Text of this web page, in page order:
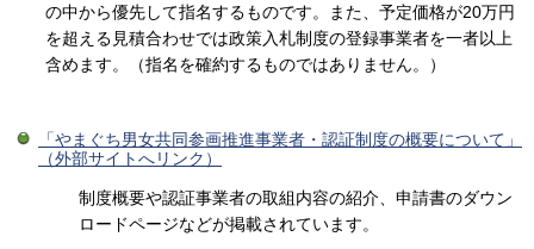
の中から優先して指名するものです。また、予定価格が20万円
を超える見積合わせでは政策入札制度の登録事業者を一者以上
含めます。（指名を確約するものではありません。）
「やまぐち男女共同参画推進事業者・認証制度の概要について」
（外部サイトへリンク）
制度概要や認証事業者の取組内容の紹介、申請書のダウン
ロードページなどが掲載されています。